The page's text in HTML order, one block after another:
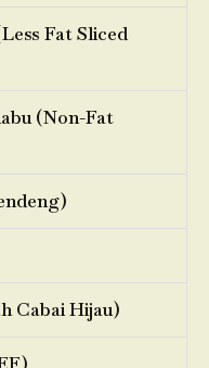
Fat Sliced
(Non-Fat
Cabai Hijau)